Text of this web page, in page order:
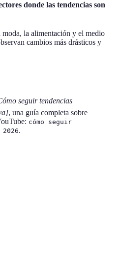
donde las tendencias son
la alimentación y el medio
cambios más drásticos y
seguir tendencias
, una guía completa sobre
cómo seguir
.